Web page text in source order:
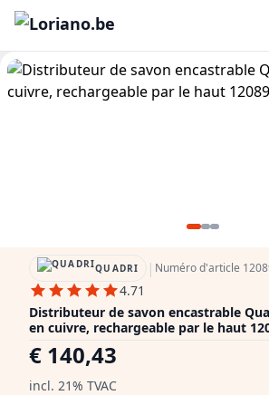
QUADRI | Numéro d'article
4.71
Distributeur de savon encastrable
en cuivre, rechargeable par le haut
€ 140,43
incl. 21% TVAC